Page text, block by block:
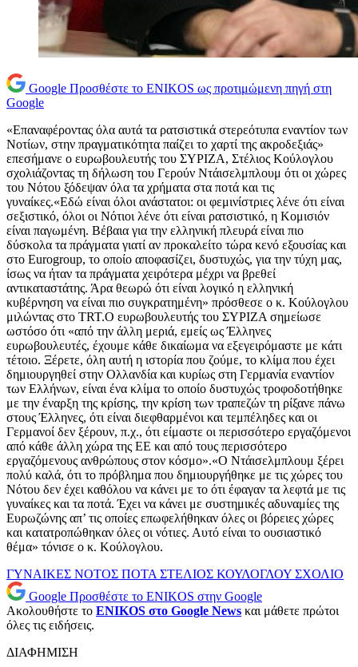
Google Προσθέστε το ENIKOS ως προτιμώμενη πηγή στη
Google
«Επαναφέροντας όλα αυτά τα ρατσιστικά στερεότυπα εναντίον των
Νοτίων, στην πραγματικότητα παίζει το χαρτί της ακροδεξιάς»
επεσήμανε ο ευρωβουλευτής του ΣΥΡΙΖΑ, Στέλιος Κούλογλου
σχολιάζοντας τη δήλωση του Γερούν Ντάισελμπλουμ ότι οι χώρες
του Νότου ξόδεψαν όλα τα χρήματα στα ποτά και τις
γυναίκες.«Εδώ είναι όλοι ανάστατοι: οι φεμινίστριες λένε ότι είναι
σεξιστικό, όλοι οι Νότιοι λένε ότι είναι ρατσιστικό, η Κομισιόν
είναι παγωμένη. Βέβαια για την ελληνική πλευρά είναι πιο
δύσκολα τα πράγματα γιατί αν προκαλείτο τώρα κενό εξουσίας και
στο Eurogroup, το οποίο αποφασίζει, δυστυχώς, για την τύχη μας,
ίσως να ήταν τα πράγματα χειρότερα μέχρι να βρεθεί
αντικαταστάτης. Άρα θεωρώ ότι είναι λογικό η ελληνική
κυβέρνηση να είναι πιο συγκρατημένη» πρόσθεσε ο κ. Κούλογλου
μιλώντας στο ΤRT.Ο ευρωβουλευτής του ΣΥΡΙΖΑ σημείωσε
ωστόσο ότι «από την άλλη μεριά, εμείς ως Έλληνες
ευρωβουλευτές, έχουμε κάθε δικαίωμα να εξεγειρόμαστε με κάτι
τέτοιο. Ξέρετε, όλη αυτή η ιστορία που ζούμε, το κλίμα που έχει
δημιουργηθεί στην Ολλανδία και κυρίως στη Γερμανία εναντίον
των Ελλήνων, είναι ένα κλίμα το οποίο δυστυχώς τροφοδοτήθηκε
με την έναρξη της κρίσης, την κρίση των τραπεζών τη ρίξανε πάνω
στους Έλληνες, ότι είναι διεφθαρμένοι και τεμπέληδες και οι
Γερμανοί δεν ξέρουν, π.χ., ότι είμαστε οι περισσότερο εργαζόμενοι
από κάθε άλλη χώρα της ΕΕ και από τους περισσότερο
εργαζόμενους ανθρώπους στον κόσμο».«Ο Ντάισελμπλουμ ξέρει
πολύ καλά, ότι το πρόβλημα που δημιουργήθηκε με τις χώρες του
Νότου δεν έχει καθόλου να κάνει με το ότι έφαγαν τα λεφτά με τις
γυναίκες και τα ποτά. Έχει να κάνει με συστημικές αδυναμίες της
Ευρωζώνης απ’ τις οποίες επωφελήθηκαν όλες οι βόρειες χώρες
και κατατροπώθηκαν όλες οι νότιες. Αυτό είναι το ουσιαστικό
θέμα» τόνισε ο κ. Κούλογλου.
ΓΥΝΑΙΚΕΣ ΝΟΤΟΣ ΠΟΤΑ ΣΤΕΛΙΟΣ ΚΟΥΛΟΓΛΟΥ ΣΧΟΛΙΟ
Google Προσθέστε το ENIKOS στην Google
Ακολουθήστε το ENIKOS στο Google News και μάθετε πρώτοι
όλες τις ειδήσεις.
ΔΙΑΦΗΜΙΣΗ